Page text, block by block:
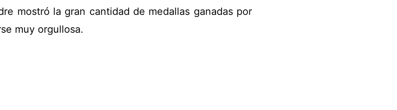
mostró la gran cantidad de medallas ganadas por
muy orgullosa.